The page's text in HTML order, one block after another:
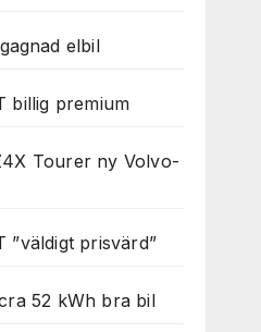
elbil
billig premium
Tourer ny Volvo-
”väldigt prisvärd”
52 kWh bra bil